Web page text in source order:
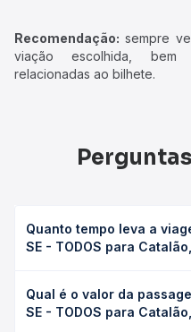
Recomendação: sempre
viação escolhida, bem
relacionadas ao bilhete.
Quanto tempo leva a
SE - TODOS para
GO - TODOS leva em
conforme a viação, o tipo
Qual é o valor da
SE - TODOS para